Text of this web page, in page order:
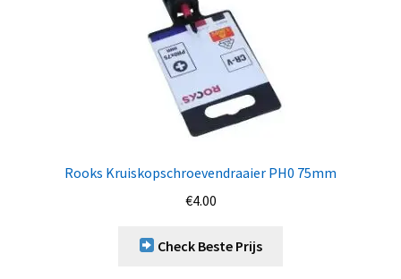
Rooks Kruiskopschroevendraaier PH0 75mm
€4.00
Check Beste Prijs